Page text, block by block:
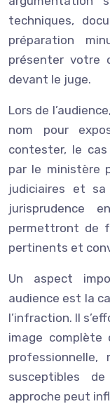
techniques,
préparation
présenter votre
devant le juge.
Lors de
nom pour
contester, le
par le ministère
judiciaires et sa
jurisprudence
permettront de
pertinents et
Un aspect
audience est la
l’infraction. Il
image
susceptibles
approche peut